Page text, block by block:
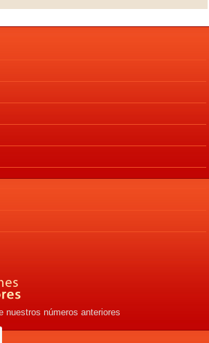
nuestros números anteriores